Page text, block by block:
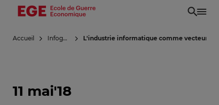
Aller
principal
Accueil Infoguerre L'industrie informatique comme vecteur de
11 mai'18